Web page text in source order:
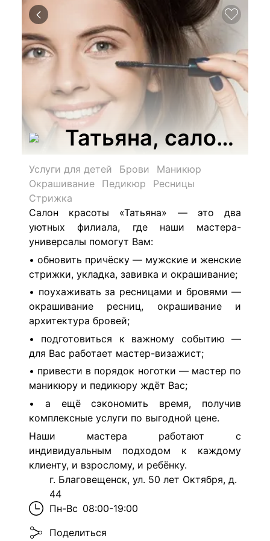
Татьяна, салон
Услуги для детей Брови
Маникюр
Окрашивание
Педикюр
Ресницы
Стрижка
Салон красоты «Татьяна» — это два
уютных филиала, где наши мастера-
универсалы помогут Вам:
• обновить причёску — мужские и женские
стрижки, укладка, завивка и окрашивание;
• поухаживать за ресницами и бровями —
окрашивание ресниц, окрашивание и
архитектура бровей;
• подготовиться к важному событию —
для Вас работает мастер-визажист;
• привести в порядок ноготки — мастер по
маникюру и педикюру ждёт Вас;
• а ещё сэкономить время, получив
комплексные услуги по выгодной цене.
Наши мастера работают с
индивидуальным подходом к каждому
клиенту, и взрослому, и ребёнку.
г. Благовещенск, ул. 50 лет Октября, д.
44
Пн-Вс 08:00-19:00
Поделиться